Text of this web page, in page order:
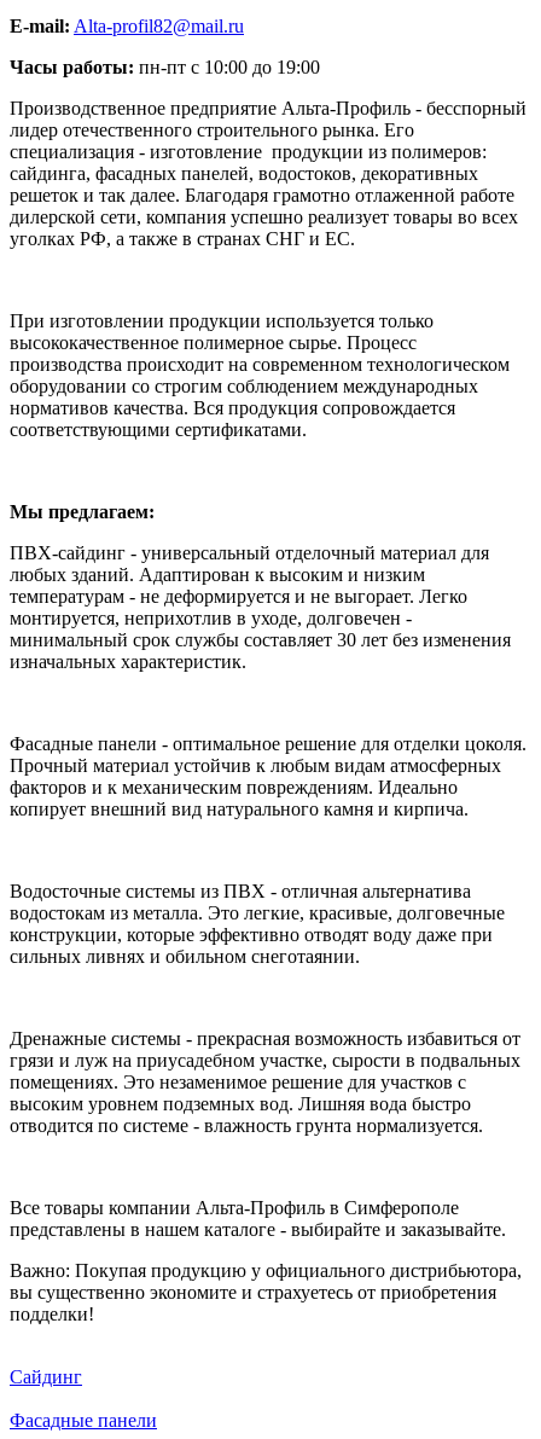
E-mail: Alta-profil82@mail.ru
Часы работы: пн-пт с 10:00 до 19:00
Производственное предприятие Альта-Профиль - бесспорный
лидер отечественного строительного рынка. Его
специализация - изготовление продукции из полимеров:
сайдинга, фасадных панелей, водостоков, декоративных
решеток и так далее. Благодаря грамотно отлаженной работе
дилерской сети, компания успешно реализует товары во всех
уголках РФ, а также в странах СНГ и ЕС.
При изготовлении продукции используется только
высококачественное полимерное сырье. Процесс
производства происходит на современном технологическом
оборудовании со строгим соблюдением международных
нормативов качества. Вся продукция сопровождается
соответствующими сертификатами.
Мы предлагаем:
ПВХ-сайдинг - универсальный отделочный материал для
любых зданий. Адаптирован к высоким и низким
температурам - не деформируется и не выгорает. Легко
монтируется, неприхотлив в уходе, долговечен -
минимальный срок службы составляет 30 лет без изменения
изначальных характеристик.
Фасадные панели - оптимальное решение для отделки цоколя.
Прочный материал устойчив к любым видам атмосферных
факторов и к механическим повреждениям. Идеально
копирует внешний вид натурального камня и кирпича.
Водосточные системы из ПВХ - отличная альтернатива
водостокам из металла. Это легкие, красивые, долговечные
конструкции, которые эффективно отводят воду даже при
сильных ливнях и обильном снеготаянии.
Дренажные системы - прекрасная возможность избавиться от
грязи и луж на приусадебном участке, сырости в подвальных
помещениях. Это незаменимое решение для участков с
высоким уровнем подземных вод. Лишняя вода быстро
отводится по системе - влажность грунта нормализуется.
Все товары компании Альта-Профиль в Симферополе
представлены в нашем каталоге - выбирайте и заказывайте.
Важно: Покупая продукцию у официального дистрибьютора,
вы существенно экономите и страхуетесь от приобретения
подделки!
Сайдинг
Фасадные панели